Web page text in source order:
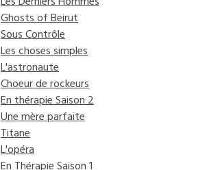
Ghosts of Beirut
Sous Contrôle
Les choses simples
L'astronaute
Choeur de rockeurs
En thérapie Saison 2
Une mère parfaite
Titane
L'opéra